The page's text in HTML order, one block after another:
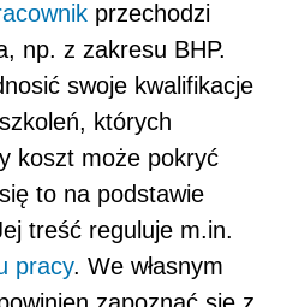
przechodzi
np. z zakresu BHP.
swoje kwalifikacje
których
koszt może pokryć
to na podstawie
treść reguluje m.in.
pracy. We własnym